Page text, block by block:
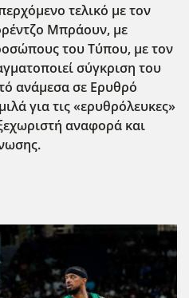
τελικό με τον
Μπράουν, με
του Τύπου, με τον
σύγκριση του
ανάμεσα σε Ερυθρό
για τις «ερυθρόλευκες»
αναφορά και